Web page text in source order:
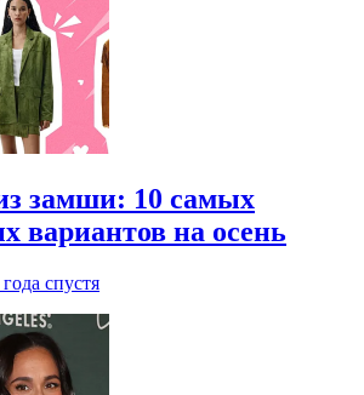
замши: 10 самых
вариантов на осень
года спустя